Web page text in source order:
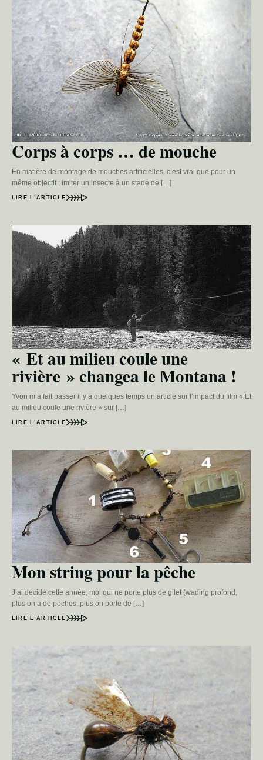
Corps à corps … de mouche
En matière de montage de mouches artificielles, c’est vrai que pour un
même objectif ; imiter un insecte à un stade de […]
LIRE L’ARTICLE
« Et au milieu coule une
rivière » changea le Montana !
Yvon m’a fait passer il y a quelques temps un article sur l’impact du film « Et
au milieu coule une rivière » sur […]
LIRE L’ARTICLE
Mon string pour la pêche
J’ai décidé cette année, moi qui ne porte plus de gilet (wading profond,
plus on a de poches, plus on porte de […]
LIRE L’ARTICLE